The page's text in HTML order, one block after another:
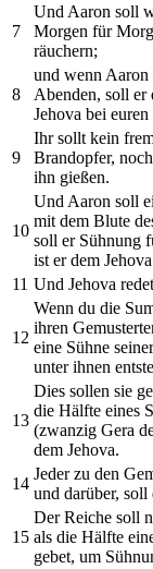
7
Und Aaron soll
Morgen für
räuchern;
8
und wenn Aaron
Abenden, soll er
Jehova bei
9
Ihr sollt kein
Brandopfer,
ihn gießen.
10
Und Aaron soll
mit dem Blute
soll er Sühnung
ist er dem
11 Und Jehova
12
Wenn du die
ihren
eine Sühne
unter ihnen
13
Dies sollen sie
die Hälfte eines
(zwanzig Gera
dem Jehova.
14
Jeder zu den
und darüber, soll
15
Der Reiche soll
als die Hälfte
gebet, um